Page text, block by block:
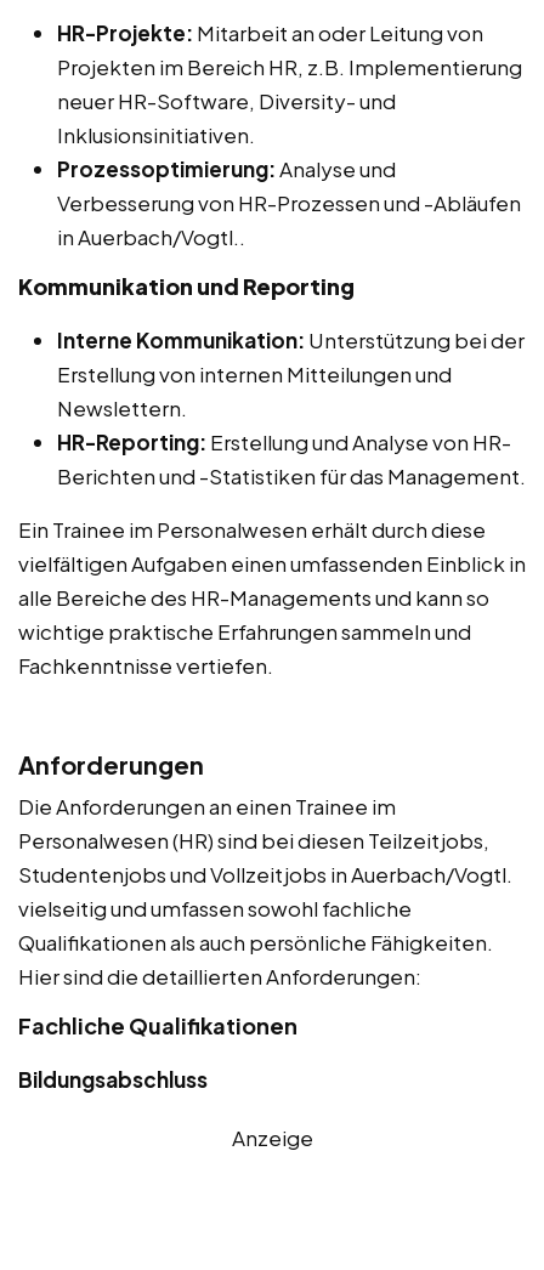
HR-Projekte: Mitarbeit an oder Leitung von
Projekten im Bereich HR, z.B. Implementierung
neuer HR-Software, Diversity- und
Inklusionsinitiativen.
Prozessoptimierung:Analyse und
Verbesserung von HR-Prozessen und -Abläufen
in Auerbach/Vogtl..
Kommunikation und Reporting
Interne Kommunikation: Unterstützung bei der
Erstellung von internen Mitteilungen und
Newslettern.
HR-Reporting: Erstellung und Analyse von HR-
Berichten und -Statistiken für das Management.
Ein Trainee im Personalwesen erhält durch diese
vielfältigen Aufgaben einen umfassenden Einblick in
alle Bereiche des HR-Managements und kann so
wichtige praktische Erfahrungen sammeln und
Fachkenntnisse vertiefen.
Anforderungen
Die Anforderungen an einen Trainee im
Personalwesen (HR) sind bei diesen Teilzeitjobs,
Studentenjobs und Vollzeitjobs in Auerbach/Vogtl.
vielseitig und umfassen sowohl fachliche
Qualifikationen als auch persönliche Fähigkeiten.
Hier sind die detaillierten Anforderungen:
Fachliche Qualifikationen
Bildungsabschluss
Anzeige